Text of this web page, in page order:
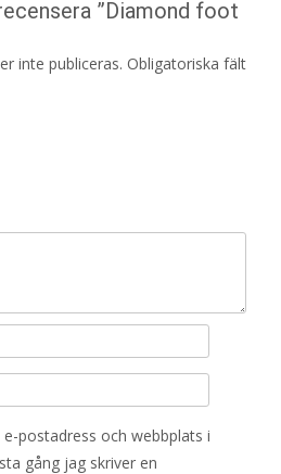
”Diamond foot
inte publiceras. Obligatoriska fält
postadress och webbplats i
gång jag skriver en